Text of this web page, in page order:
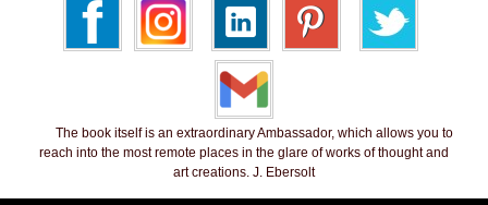
The book itself is an extraordinary Ambassador, which allows you to
reach into the most remote places in the glare of works of thought and
art creations. J. Ebersolt